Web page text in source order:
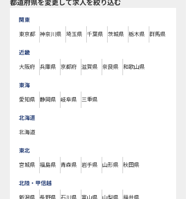
都道府県を変更して求人を絞り込む
関東
東京都 神奈川県 埼玉県 千葉県 茨城県 栃木県 群馬県
近畿
大阪府 兵庫県 京都府 滋賀県 奈良県 和歌山県
東海
愛知県 静岡県 岐阜県 三重県
北海道
北海道
東北
宮城県 福島県 青森県 岩手県 山形県 秋田県
北陸・甲信越